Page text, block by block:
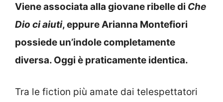
Viene associata alla giovane ribelle di Che
Dio ci aiuti, eppure Arianna Montefiori
possiede un’indole completamente
diversa. Oggi è praticamente identica.
Tra le fiction più amate dai telespettatori